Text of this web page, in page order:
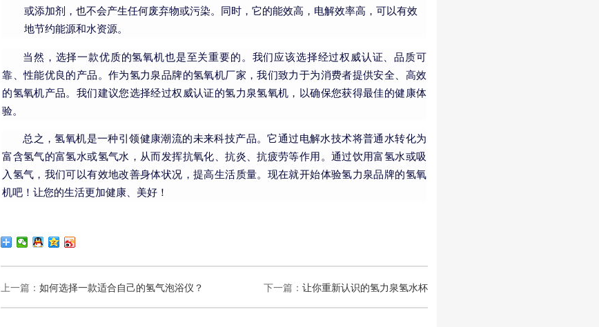
或添加剂，也不会产生任何废弃物或污染。同时，它的能效高，电解效率高，可以有效
地节约能源和水资源。
当然，选择一款优质的氢氧机也是至关重要的。我们应该选择经过权威认证、品质可
靠、性能优良的产品。作为氢力泉品牌的氢氧机厂家，我们致力于为消费者提供安全、高效
的氢氧机产品。我们建议您选择经过权威认证的氢力泉氢氧机，以确保您获得最佳的健康体
验。
总之，氢氧机是一种引领健康潮流的未来科技产品。它通过电解水技术将普通水转化为
富含氢气的富氢水或氢气水，从而发挥抗氧化、抗炎、抗疲劳等作用。通过饮用富氢水或吸
入氢气，我们可以有效地改善身体状况，提高生活质量。现在就开始体验氢力泉品牌的氢氧
机吧！让您的生活更加健康、美好！
上一篇：如何选择一款适合自己的氢气泡浴仪？ 下一篇： 让你重新认识的氢力泉氢水杯